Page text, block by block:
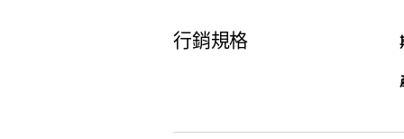
行銷規格